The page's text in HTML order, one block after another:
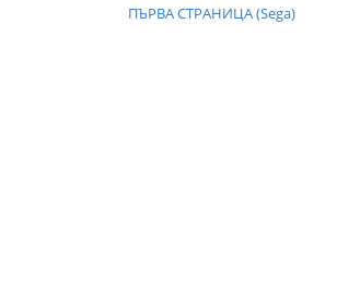
ПЪРВА СТРАНИЦА (Sega)